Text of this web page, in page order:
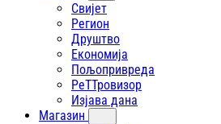
Свијет
Регион
Друштво
Економија
Пољопривреда
РеТТровизор
Изјава дана
Магазин